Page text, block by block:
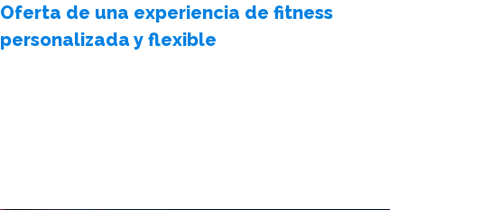
Oferta de una experiencia de fitness
personalizada y flexible